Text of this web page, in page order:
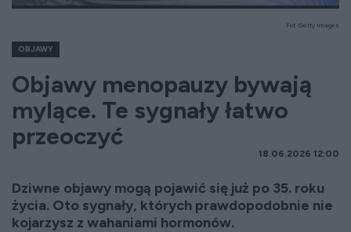
Fot. Getty Images
OBJAWY
Objawy menopauzy bywają
mylące. Te sygnały łatwo
przeoczyć
18.06.2026 12:00
Dziwne objawy mogą pojawić się już po 35. roku
życia. Oto sygnały, których prawdopodobnie nie
kojarzysz z wahaniami hormonów.